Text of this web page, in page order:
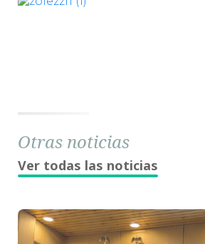
Otras noticias
Ver todas las noticias